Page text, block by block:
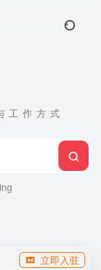
工作方式
立即入驻